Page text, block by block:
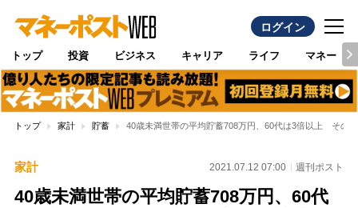
ログイン
トップ 投資 ビジネス キャリア ライフ マネー
トップ 家計 貯蓄 40歳未満世帯の平均貯蓄708万円、60代は3倍以上 その
家計 2021.07.12 07:00 週刊ポスト
40歳未満世帯の平均貯蓄708万円、60代